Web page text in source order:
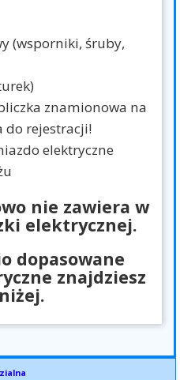
(wsporniki, śruby,
znamionowa na
do rejestracji!
elektryczne
nie zawiera w
elektrycznej.
dopasowane
znajdziesz